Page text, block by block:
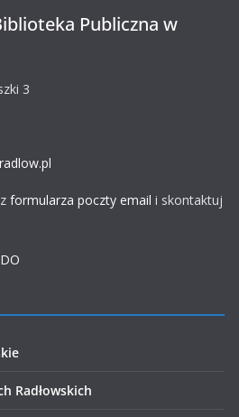
Publiczna w
3
formularza poczty email i skontaktuj
Radłowskich